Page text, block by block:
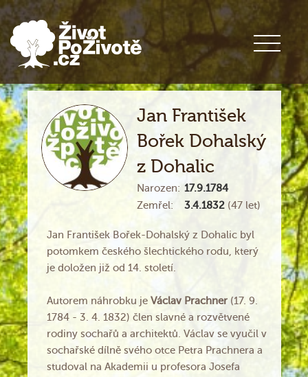
Jan František
Bořek Dohalský
z Dohalic
Narozen: 17.9.1784
Zemřel:
3.4.1832 (47 let)
Jan František Bořek-Dohalský z Dohalic byl
potomkem českého šlechtického rodu, který
je doložen již od 14. století.
Autorem náhrobku je Václav Prachner (17. 9.
1784 - 3. 4. 1832) člen slavné a rozvětvené
rodiny sochařů a architektů. Václav se vyučil v
sochařské dílně svého otce Petra Prachnera a
studoval na Akademii u profesora Josefa